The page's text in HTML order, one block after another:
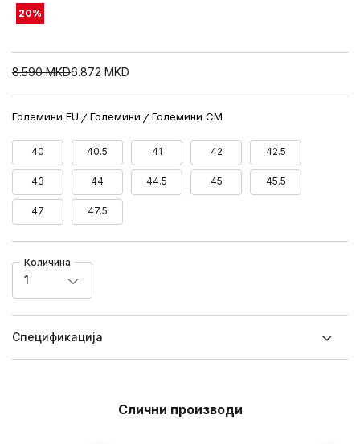
20%
8.590 MKD6.872 MKD
Големини EU Големини Големини CM
40 40.5 41 42 42.5
43 44 44.5 45 45.5
47 47.5
Количина
1
Спецификацијa
Слични производи